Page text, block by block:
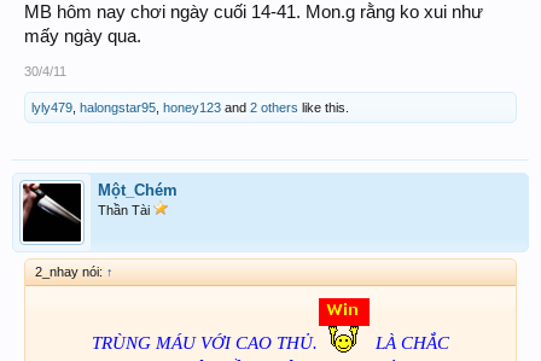
MB hôm nay chơi ngày cuối 14-41. Mon.g rằng ko xui như
mấy ngày qua.
30/4/11
lyly479 halongstar95 honey123 and 2 others like this.
Một_Chém
Thần Tài
2_nhay nói: ↑
TRÙNG MÁU VỚI CAO THỦ.
LÀ CHẮC